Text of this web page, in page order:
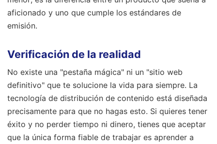
aficionado y uno que cumple los estándares de
emisión.
Verificación de la realidad
No existe una "pestaña mágica" ni un "sitio web
definitivo" que te solucione la vida para siempre. La
tecnología de distribución de contenido está diseñada
precisamente para que no hagas esto. Si quieres tener
éxito y no perder tiempo ni dinero, tienes que aceptar
que la única forma fiable de trabajar es aprender a